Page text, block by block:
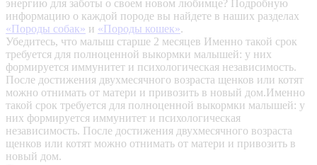
энергию для заботы о своем новом любимце? Подробную
информацию о каждой породе вы найдете в наших разделах
«Породы собак» и «Породы кошек».
Убедитесь, что малыш старше 2 месяцев Именно такой срок
требуется для полноценной выкормки малышей: у них
формируется иммунитет и психологическая независимость.
После достижения двухмесячного возраста щенков или котят
можно отнимать от матери и привозить в новый дом.Именно
такой срок требуется для полноценной выкормки малышей: у
них формируется иммунитет и психологическая
независимость. После достижения двухмесячного возраста
щенков или котят можно отнимать от матери и привозить в
новый дом.